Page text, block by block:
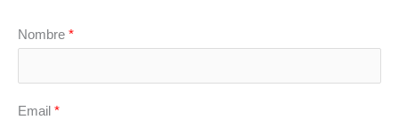
Nombre *
Email *